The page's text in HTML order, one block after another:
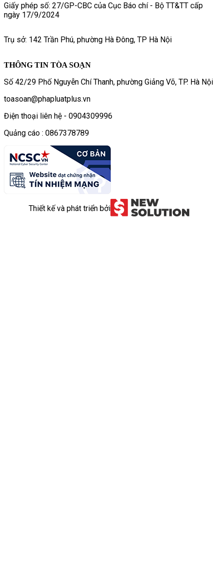
Giấy phép số: 27/GP-CBC của Cục Báo chí - Bộ TT&TT cấp
ngày 17/9/2024
Trụ sở: 142 Trần Phú, phường Hà Đông, TP Hà Nội
THÔNG TIN TÒA SOẠN
Số 42/29 Phố Nguyễn Chí Thanh, phường Giảng Võ, TP. Hà Nội
toasoan@phapluatplus.vn
Điện thoại liên hệ - 0904309996
Quảng cáo : 0867378789
Thiết kế và phát triển bởi